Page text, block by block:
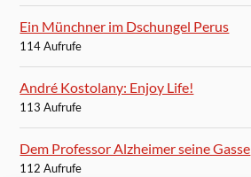
Ein Münchner im Dschungel Perus
114 Aufrufe
André Kostolany: Enjoy Life!
113 Aufrufe
Dem Professor Alzheimer seine Gasse
112 Aufrufe